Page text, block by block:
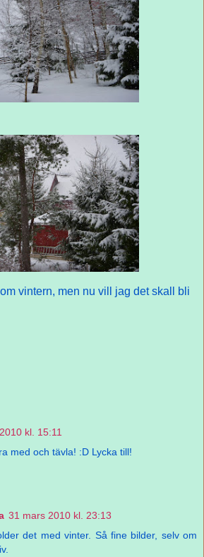
vintern, men nu vill jag det skall bli
kl. 15:11
med och tävla! :D Lycka till!
31 mars 2010 kl. 23:13
det med vinter. Så fine bilder, selv om